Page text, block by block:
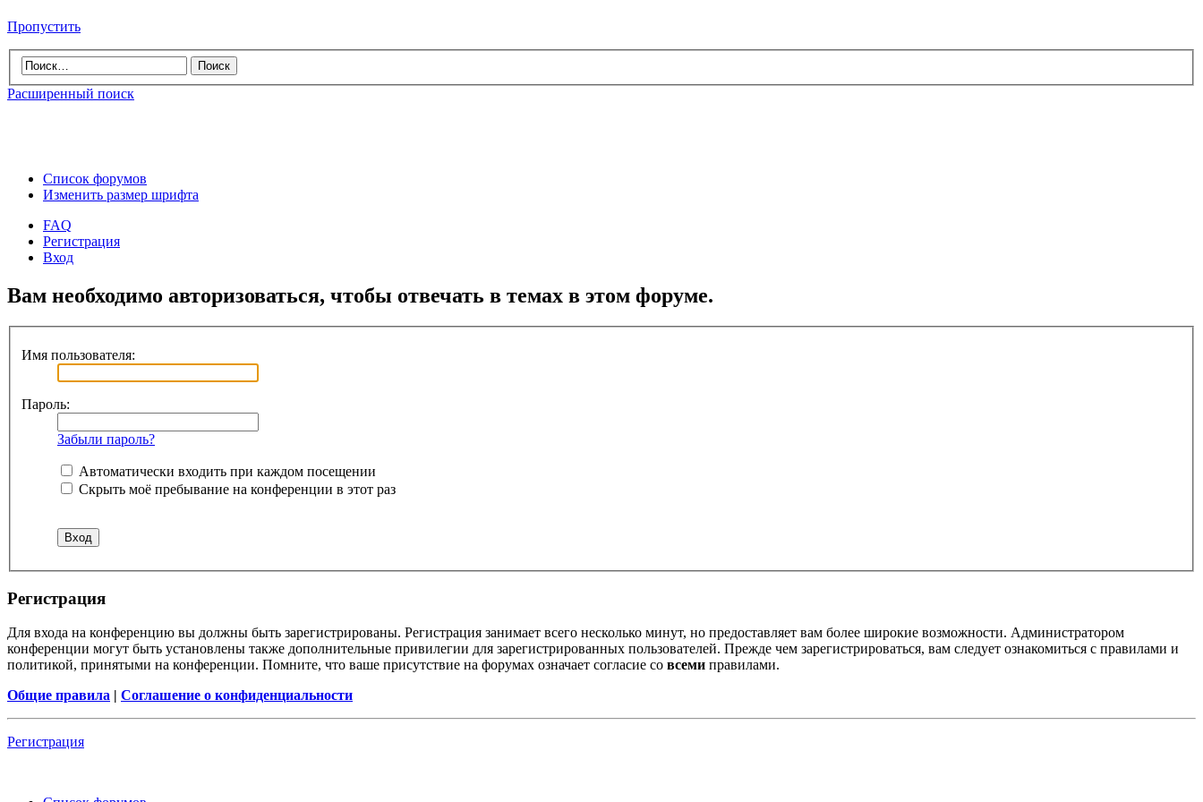
Пропустить
Расширенный поиск
Список форумов
Изменить размер шрифта
FAQ
Регистрация
Вход
Вам необходимо авторизоваться, чтобы отвечать в темах в этом форуме.
Имя пользователя:
Пароль:
Забыли пароль?
Автоматически входить при каждом посещении
Скрыть моё пребывание на конференции в этот раз
Регистрация
Для входа на конференцию вы должны быть зарегистрированы. Регистрация занимает всего несколько минут, но предоставляет вам более широкие возможности. Администратором
конференции могут быть установлены также дополнительные привилегии для зарегистрированных пользователей. Прежде чем зарегистрироваться, вам следует ознакомиться с правилами и
политикой, принятыми на конференции. Помните, что ваше присутствие на форумах означает согласие со всеми правилами.
Общие правила | Соглашение о конфиденциальности
Регистрация